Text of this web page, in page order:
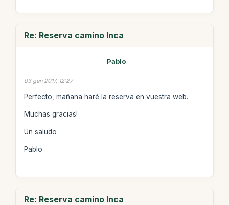
Re: Reserva camino Inca
Pablo
03 gen 2017, 12:27
Perfecto, mañana haré la reserva en vuestra web.
Muchas gracias!
Un saludo
Pablo
Re: Reserva camino Inca